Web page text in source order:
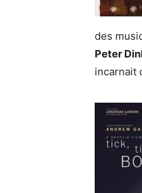
des
Peter
incarnait